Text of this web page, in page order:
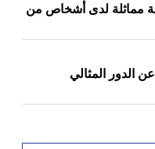
مماثلة لدى أشخاص من
الدور المثالي